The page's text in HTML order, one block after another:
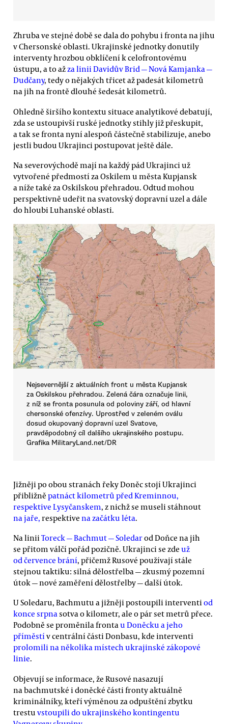
Zhruba ve stejné době se dala do pohybu i fronta na jihu
v Chersonské oblasti. Ukrajinské jednotky donutily
interventy hrozbou obklíčení k celofrontovému
ústupu, a to ažza linii Davidův Brid — Nová Kamjanka —
Dudčany, tedy o nějakých třicet až padesát kilometrů
na jih na frontě dlouhé šedesát kilometrů.
Ohledně širšího kontextu situace analytikové debatují,
zda se ustoupivší ruské jednotky stihly již přeskupit,
a tak se fronta nyní alespoň částečně stabilizuje, anebo
jestli budou Ukrajinci postupovat ještě dále.
Na severovýchodě mají na každý pád Ukrajinci už
vytvořené předmostí za Oskilem u města Kupjansk
a níže také za Oskilskou přehradou. Odtud mohou
perspektivně udeřit na svatovský dopravní uzel a dále
do hloubi Luhanské oblasti.
Nejsevernější z aktuálních front u města Kupjansk
za Oskilskou přehradou. Zelená čára označuje linii,
z níž se fronta posunula od poloviny září, od hlavní
chersonské ofenzívy. Uprostřed v zeleném oválu
dosud okupovaný dopravní uzel Svatove,
pravděpodobný cíl dalšího ukrajinského postupu.
Grafika MilitaryLand.net/DR
Jižněji po obou stranách řeky Doněc stojí Ukrajinci
přibližně patnáct kilometrů před Kreminnou,
respektive Lysyčanskem, z nichž se museli stáhnout
na jaře, respektive na začátku léta.
Na liniiToreck — Bachmut — Soledarod Doňce na jih
se přitom válčí pořád pozičně. Ukrajinci se zde už
od července brání, přičemž Rusové používají stále
stejnou taktiku: silná dělostřelba — zkusmý pozemní
útok — nové zaměření dělostřelby — další útok.
U Soledaru, Bachmutu a jižněji postoupili interventiod
konce srpnasotva o kilometr, ale o pár set metrů přece.
Podobně se proměnila frontau Doněcku a jeho
příměstív centrální části Donbasu, kde interventi
prolomili na několika místech ukrajinské zákopové
linie.
Objevují se informace, že Rusové nasazují
na bachmutské i doněcké části fronty aktuálně
kriminálníky, kteří výměnou za odpuštění zbytku
trestu vstoupili do ukrajinského kontingentu